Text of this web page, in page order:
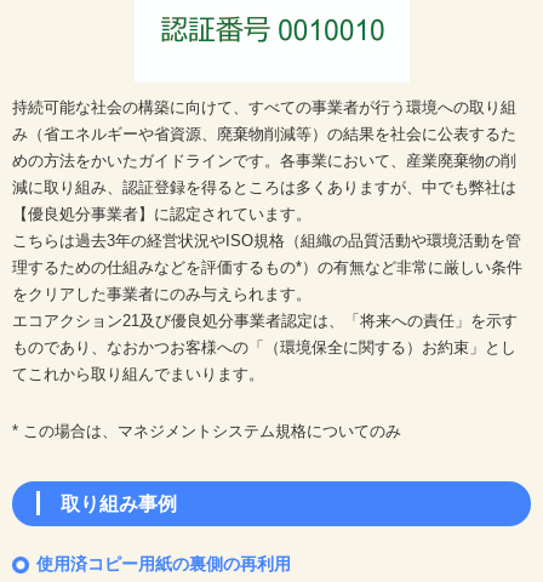
持続可能な社会の構築に向けて、すべての事業者が行う環境への取り組
み（省エネルギーや省資源、廃棄物削減等）の結果を社会に公表するた
めの方法をかいたガイドラインです。各事業において、産業廃棄物の削
減に取り組み、認証登録を得るところは多くありますが、中でも弊社は
【優良処分事業者】に認定されています。
こちらは過去3年の経営状況やISO規格（組織の品質活動や環境活動を管
理するための仕組みなどを評価するもの*）の有無など非常に厳しい条件
をクリアした事業者にのみ与えられます。
エコアクション21及び優良処分事業者認定は、「将来への責任」を示す
ものであり、なおかつお客様への「（環境保全に関する）お約束」とし
てこれから取り組んでまいります。
* この場合は、マネジメントシステム規格についてのみ
取り組み事例
使用済コピー用紙の裏側の再利用